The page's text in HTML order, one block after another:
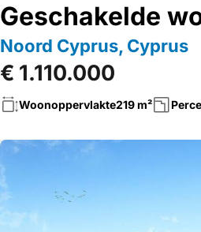
Geschakelde
Noord Cyprus, Cyprus
€ 1.110.000
Woonoppervlakte219 m²